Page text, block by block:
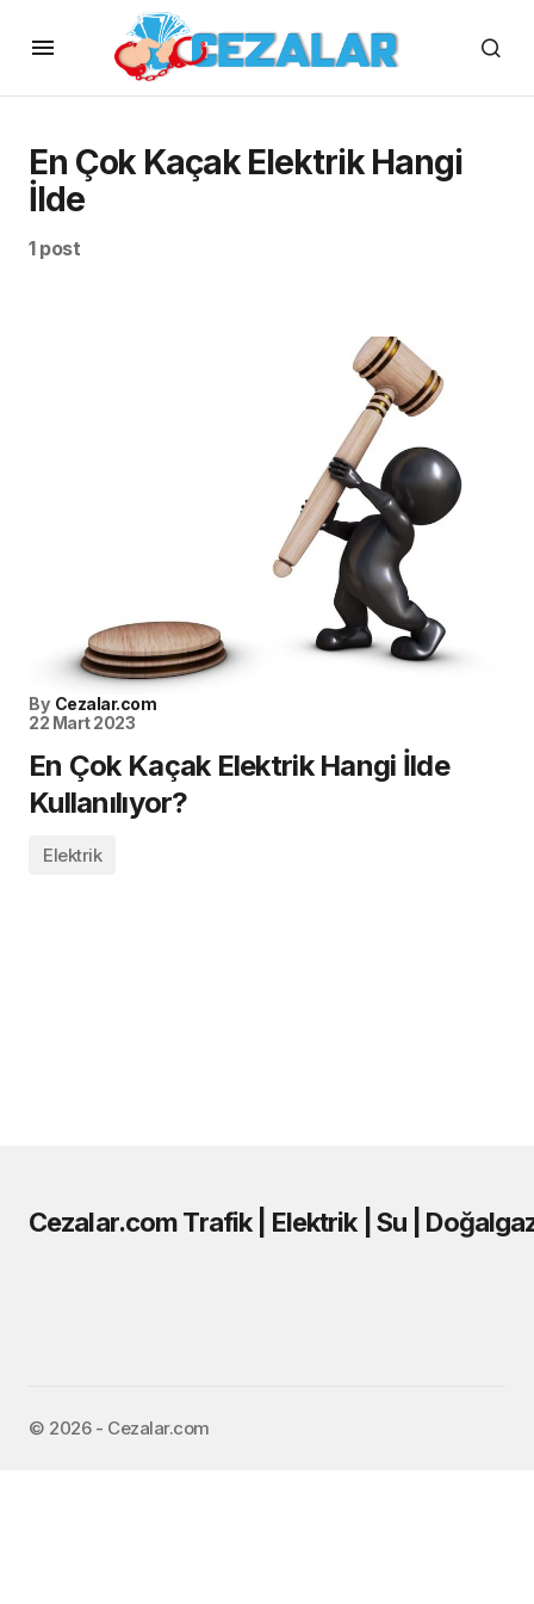
En Çok Kaçak Elektrik Hangi
İlde
1 post
By Cezalar.com
22 Mart 2023
En Çok Kaçak Elektrik Hangi İlde
Kullanılıyor?
Elektrik
Cezalar.com Trafik | Elektrik | Su |
©️ 2026 - Cezalar.com